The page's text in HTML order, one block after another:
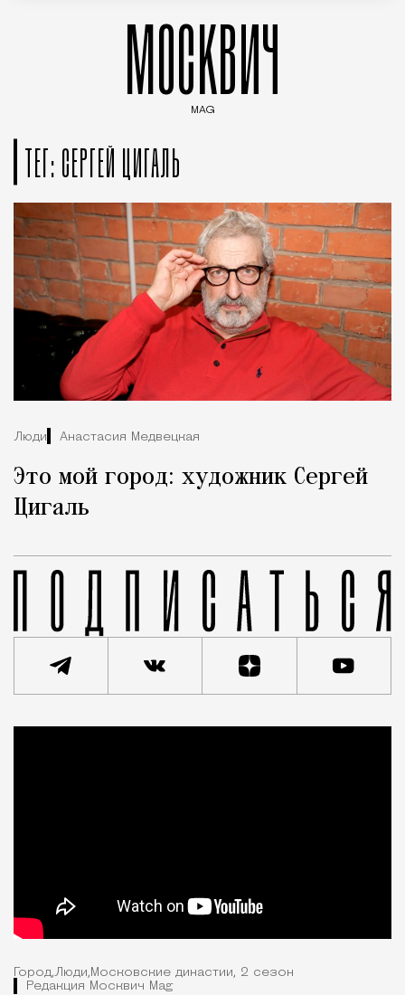
МОСКВИЧ
MAG
ТЕГ: СЕРГЕЙ ЦИГАЛЬ
Люди Анастасия Медвецкая
Это мой город: художник Сергей
Цигаль
Город,Люди, Московские династии, 2 сезон
Редакция Москвич Mag